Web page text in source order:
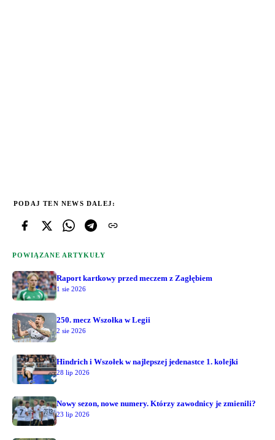
PODAJ TEN NEWS DALEJ:
POWIĄZANE ARTYKUŁY
Raport kartkowy przed meczem z Zagłębiem
1 sie 2026
250. mecz Wszołka w Legii
2 sie 2026
Hindrich i Wszołek w najlepszej jedenastce 1. kolejki
28 lip 2026
Nowy sezon, nowe numery. Którzy zawodnicy je zmienili?
23 lip 2026